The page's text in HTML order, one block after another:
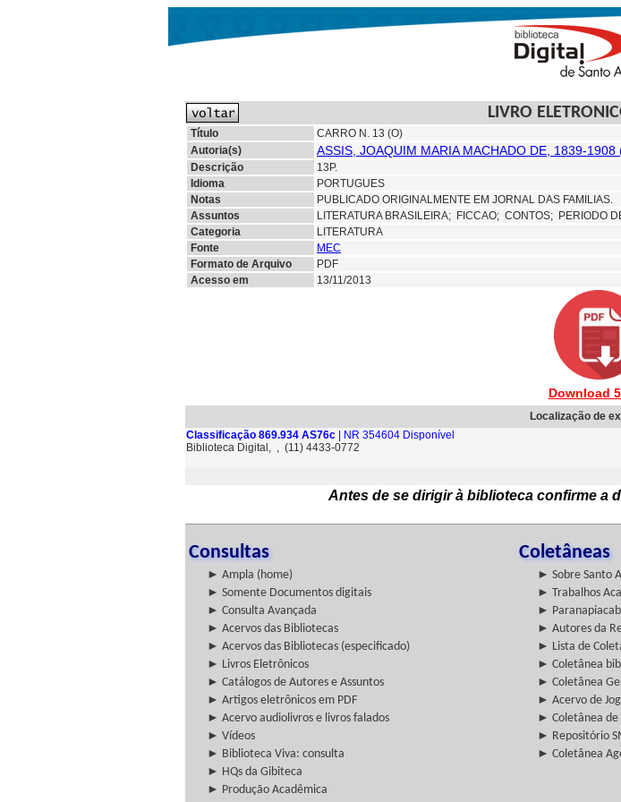
LIVRO
Título
CARRO N. 13 (O)
Autoria(s)
ASSIS, JOAQUIM MARIA MACHADO DE, 1839-1908
Descrição
13P.
Idioma
PORTUGUES
Notas
PUBLICADO ORIGINALMENTE EM JORNAL DAS FAMILIAS.
Assuntos
LITERATURA BRASILEIRA; FICCAO; CONTOS; PERIODO
Categoria
LITERATURA
Fonte
MEC
Formato de Arquivo
PDF
Acesso em
13/11/2013
Download
Localização de
Classificação 869.934 AS76c | NR 354604 Disponível
Biblioteca Digital, , (11) 4433-0772
Antes de se dirigir à biblioteca confirme a
Consultas Coletâneas
► Ampla (home) ► Sobre Santo
► Somente Documentos digitais
► Trabalhos
► Consulta Avançada
►
► Acervos das Bibliotecas
► Autores da
► Acervos das Bibliotecas (especificado)
► Lista de
► Livros Eletrônicos
► Coletânea
► Catálogos de Autores e Assuntos
► Coletânea
► Artigos eletrônicos em PDF
► Acervo de
► Acervo audiolivros e livros falados
► Coletânea de
► Vídeos
► Repositório
► Biblioteca Viva: consulta
► Coletânea
► HQs da Gibiteca
► Produção Acadêmica